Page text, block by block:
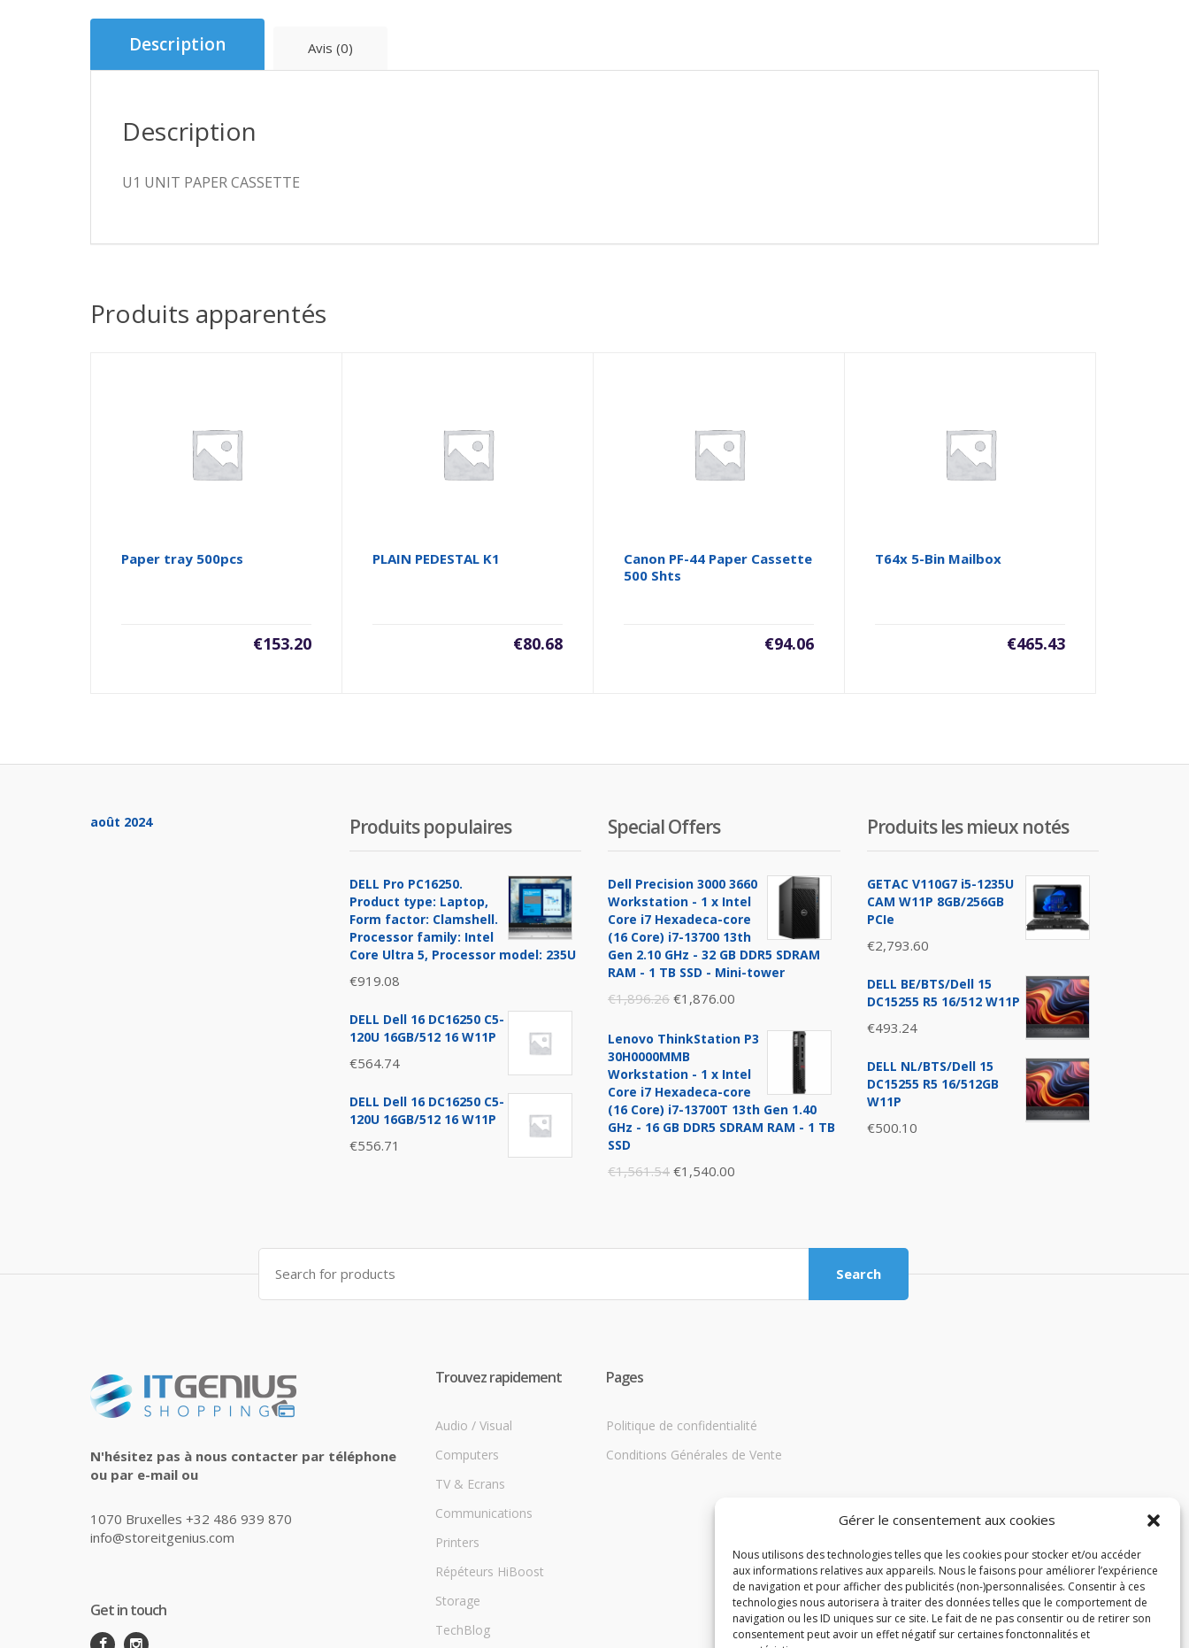
Gérer le consentement aux cookies
Nous utilisons des technologies telles que les cookies pour stocker et/ou accéder
aux informations relatives aux appareils. Nous le faisons pour améliorer l’expérience
de navigation et pour afficher des publicités (non-)personnalisées. Consentir à ces
technologies nous autorisera à traiter des données telles que le comportement de
navigation ou les ID uniques sur ce site. Le fait de ne pas consentir ou de retirer son
consentement peut avoir un effet négatif sur certaines fonctonnalités et
Description Avis (0)
Description
U1 UNIT PAPER CASSETTE
Produits apparentés
Paper tray 500pcs
€153.20
PLAIN PEDESTAL K1
€80.68
Canon PF-44 Paper Cassette
500 Shts
€94.06
T64x 5-Bin Mailbox
€465.43
août 2024 Produits populaires
DELL Pro PC16250.
Product type: Laptop,
Form factor: Clamshell.
Processor family: Intel
Core Ultra 5, Processor model: 235U
€919.08
DELL Dell 16 DC16250 C5-
120U 16GB/512 16 W11P
€564.74
DELL Dell 16 DC16250 C5-
120U 16GB/512 16 W11P
€556.71
Special Offers
Dell Precision 3000 3660
Workstation - 1 x Intel
Core i7 Hexadeca-core
(16 Core) i7-13700 13th
Gen 2.10 GHz - 32 GB DDR5 SDRAM
RAM - 1 TB SSD - Mini-tower
€1,896.26 Original
was:
€1,896.26.
€1,876.00
is:
€1,876.00.
Lenovo ThinkStation P3
30H0000MMB
Workstation - 1 x Intel
Core i7 Hexadeca-core
(16 Core) i7-13700T 13th Gen 1.40
GHz - 16 GB DDR5 SDRAM RAM - 1 TB
SSD
€1,561.54 Original
€1,561.54.
€1,540.00
€1,540.00.
Produits les mieux notés
GETAC V110G7 i5-1235U
CAM W11P 8GB/256GB
PCIe
€2,793.60
DELL BE/BTS/Dell 15
DC15255 R5 16/512 W11P
€493.24
DELL NL/BTS/Dell 15
DC15255 R5 16/512GB
W11P
€500.10
Search
for:
Search
N'hésitez pas à nous contacter par téléphone
ou par e-mail ou
1070 Bruxelles +32 486 939 870
info@storeitgenius.com
Get in touch
Trouvez rapidement
Audio / Visual
Computers
TV & Ecrans
Communications
Printers
Répéteurs HiBoost
Storage
TechBlog
Pages
Politique de confidentialité
Conditions Générales de Vente